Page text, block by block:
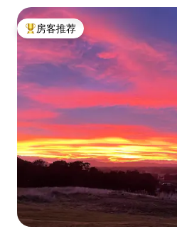
热门「房客推荐」
房客推荐